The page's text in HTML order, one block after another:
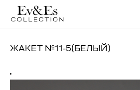
ЖАКЕТ №11-5(БЕЛЫЙ)